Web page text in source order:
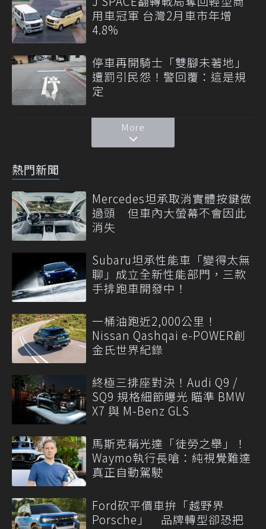
用車冠軍 台灣2月車市年增
4.8%
停車再開騎士「雙腳未著地」
遭罰引民怨！警回覆：這是規
定
More
熱門新聞
Mercedes坦承取消實體按鍵做
過頭 但車內大螢幕不會因此
消失
Subaru坦承性能車「變得太無
聊」成立全新性能部門，三款
手排跑車開發中！
一桶油跑近2,000公里！
Nissan Qashqai e-POWER創
金氏世界紀錄
終極三排座對決！Audi Q9 /
SQ9 規格細節曝光 瞄準 BMW
X7 與 M-Benz GLS
馬斯克稱光達「徒勞之舉」！
Waymo執行長嗆：純視覺難達
真正自動駕駛
Ford砍平價車拚「越野界
Porsche」 品牌轉型卻恐把